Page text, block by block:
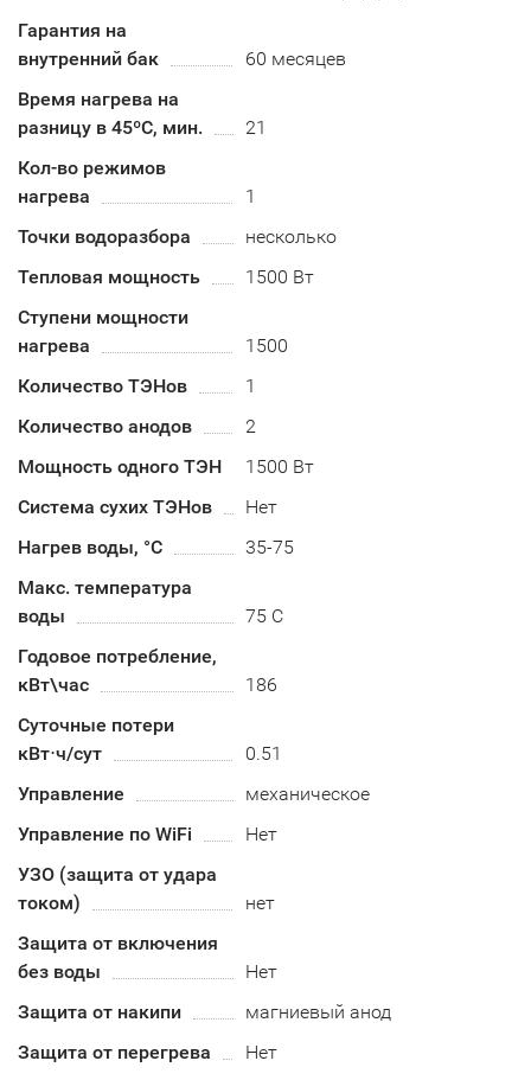
Гарантия на
внутренний бак
60 месяцев
Время нагрева на
разницу в 45ºС, мин.
21
Кол-во режимов
нагрева
1
Точки водоразбора
несколько
Тепловая мощность
1500 Вт
Ступени мощности
нагрева
1500
Количество ТЭНов
1
Количество анодов
2
Мощность одного ТЭН
1500 Вт
Система сухих ТЭНов
Нет
Нагрев воды, °С
35-75
Макс. температура
воды
75 С
Годовое потребление,
кВт\час
186
Суточные потери
кВт⋅ч/сут
0.51
Управление
механическое
Управление по WiFi
Нет
УЗО (защита от удара
током)
нет
Защита от включения
без воды
Нет
Защита от накипи
магниевый анод
Защита от перегрева
Нет